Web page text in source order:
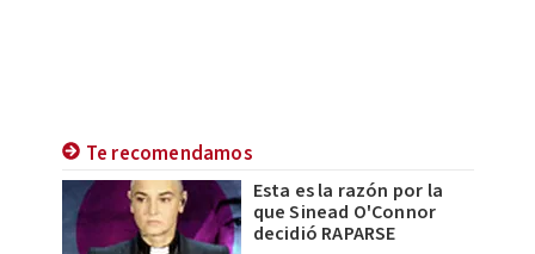
Te recomendamos
Esta es la razón por la
que Sinead O'Connor
decidió RAPARSE